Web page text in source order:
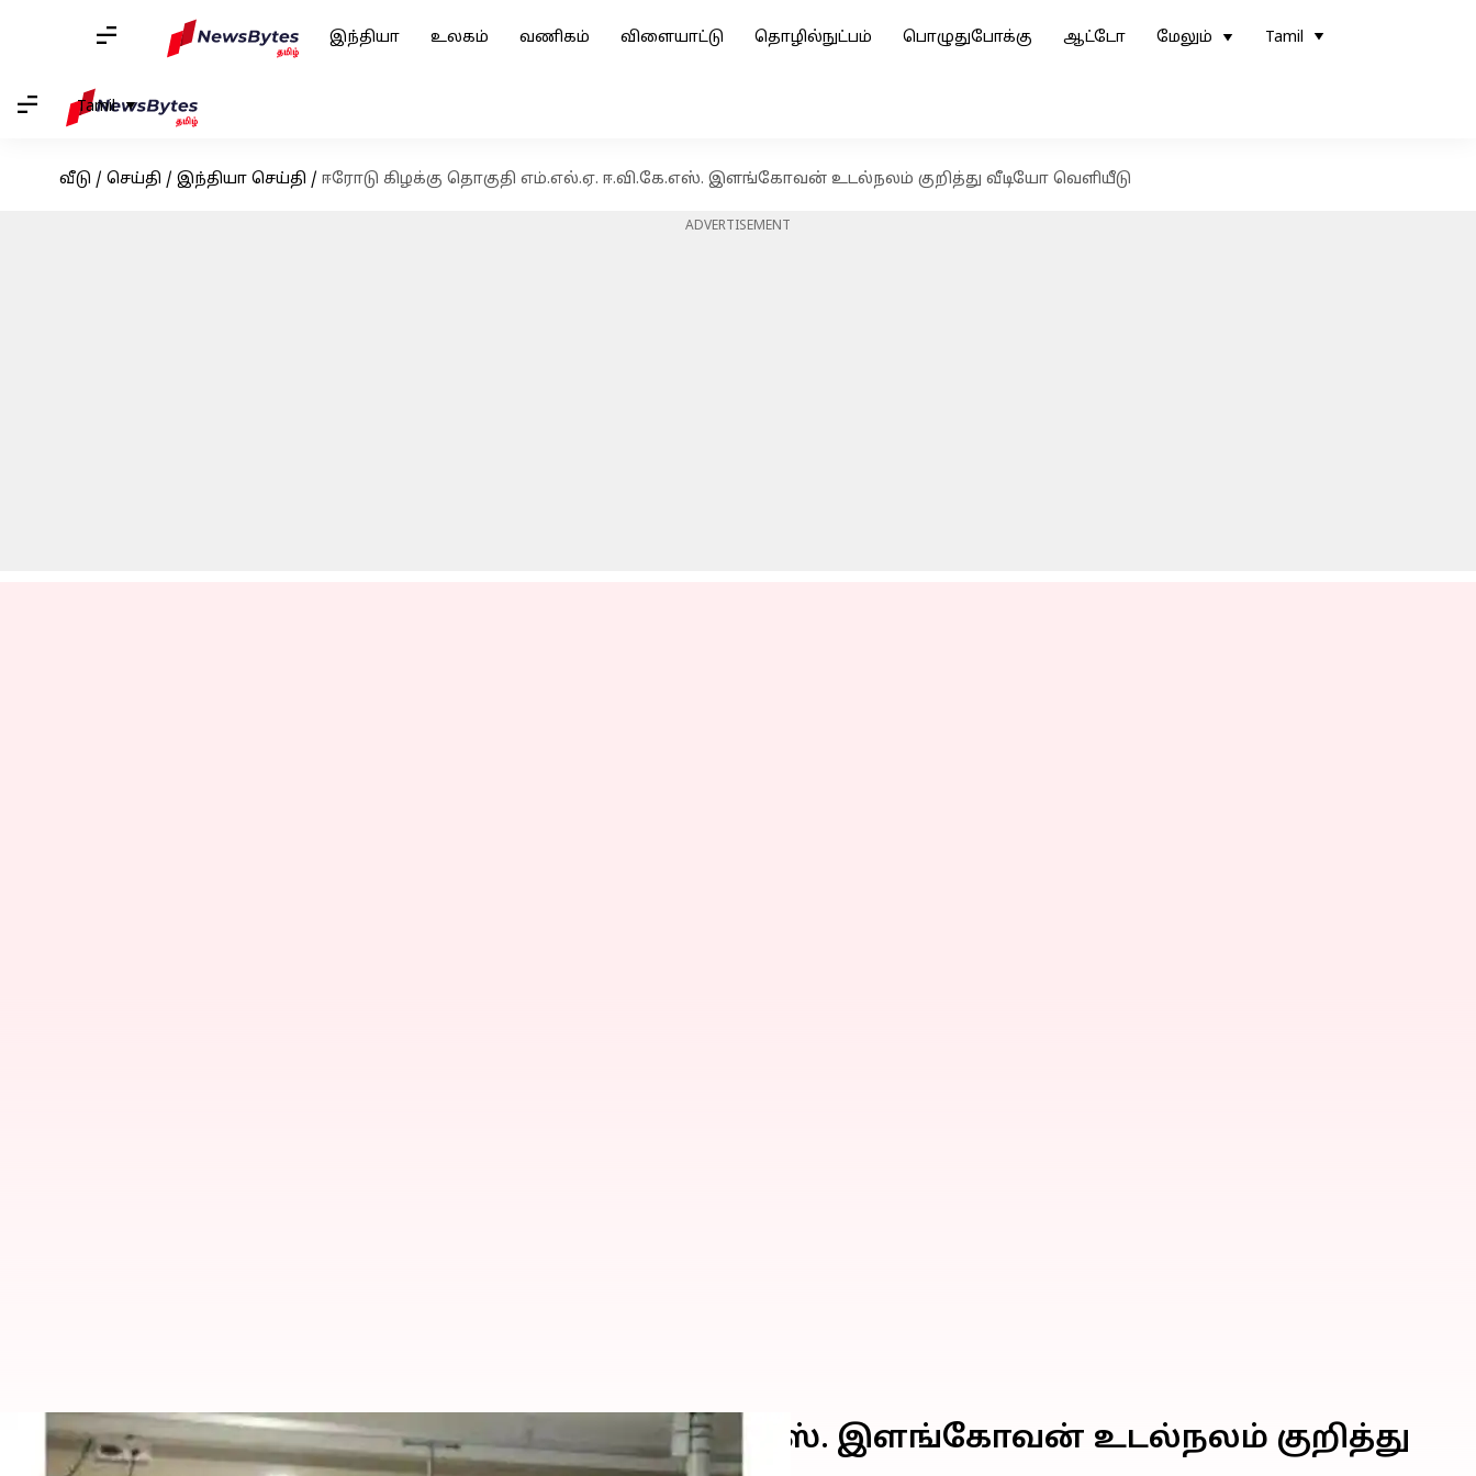
இந்தியா உலகம் வணிகம் விளையாட்டு தொழில்நுட்பம் பொழுதுபோக்கு ஆட்டோ மேலும் Tamil
Tamil
வீடு / செய்தி / இந்தியா செய்தி / ஈரோடு கிழக்கு தொகுதி எம்.எல்.ஏ. ஈ.வி.கே.எஸ். இளங்கோவன் உடல்நலம் குறித்து வீடியோ வெளியீடு
ADVERTISEMENT
ஈரோடு கிழக்கு தொகுதி எம்.எல்.ஏ. ஈ.வி.கே.எஸ். இளங்கோவன் உடல்நலம் குறித்து